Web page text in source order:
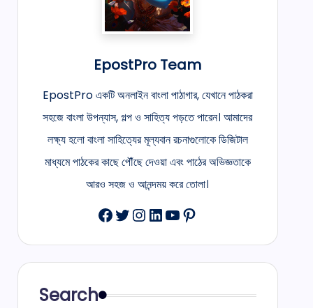
EpostPro Team
EpostPro একটি অনলাইন বাংলা পাঠাগার, যেখানে পাঠকরা
সহজে বাংলা উপন্যাস, গল্প ও সাহিত্য পড়তে পারেন। আমাদের
লক্ষ্য হলো বাংলা সাহিত্যের মূল্যবান রচনাগুলোকে ডিজিটাল
মাধ্যমে পাঠকের কাছে পৌঁছে দেওয়া এবং পাঠের অভিজ্ঞতাকে
আরও সহজ ও আনন্দময় করে তোলা।
Facebook
Twitter
Instagram
LinkedIn
YouTube
Pinterest
Search